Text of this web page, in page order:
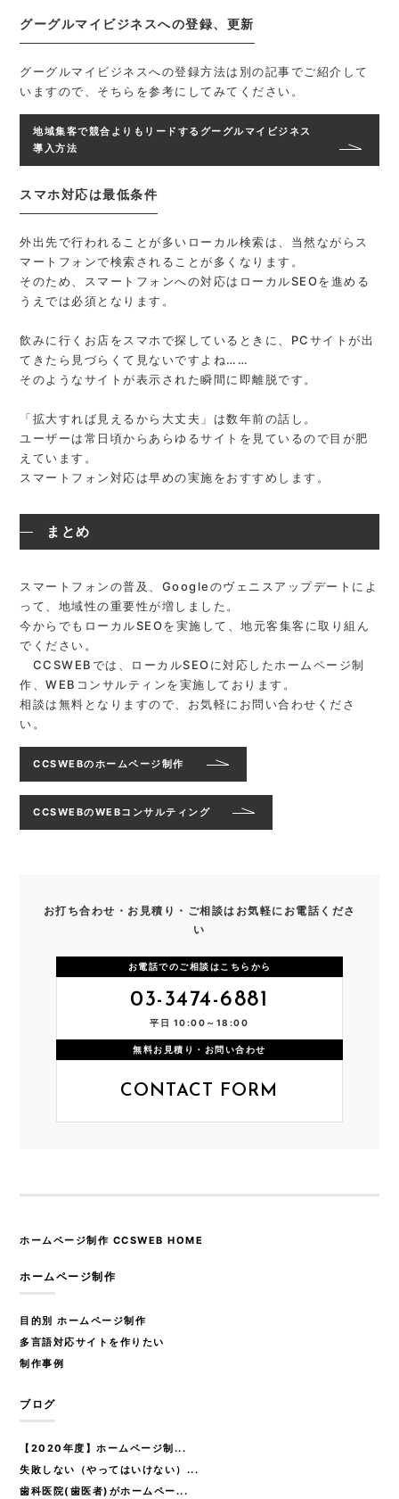
グーグルマイビジネスへの登録、更新
グーグルマイビジネスへの登録方法は別の記事でご紹介して
いますので、そちらを参考にしてみてください。
地域集客で競合よりもリードするグーグルマイビジネス
導入方法
スマホ対応は最低条件
外出先で行われることが多いローカル検索は、当然ながらス
マートフォンで検索されることが多くなります。
そのため、スマートフォンへの対応はローカルSEOを進める
うえでは必須となります。
飲みに行くお店をスマホで探しているときに、PCサイトが出
てきたら見づらくて見ないですよね……
そのようなサイトが表示された瞬間に即離脱です。
「拡大すれば見えるから大丈夫」は数年前の話し。
ユーザーは常日頃からあらゆるサイトを見ているので目が肥
えています。
スマートフォン対応は早めの実施をおすすめします。
まとめ
スマートフォンの普及、Googleのヴェニスアップデートによ
って、地域性の重要性が増しました。
今からでもローカルSEOを実施して、地元客集客に取り組ん
でください。
CCSWEBでは、ローカルSEOに対応したホームページ制
作、WEBコンサルティンを実施しております。
相談は無料となりますので、お気軽にお問い合わせくださ
い。
CCSWEBのホームページ制作
CCSWEBのWEBコンサルティング
お打ち合わせ・お見積り・ご相談はお気軽にお電話くださ
い
お電話でのご相談はこちらから
03-3474-6881
平日 10:00～18:00
無料お見積り・お問い合わせ
CONTACT FORM
ホームページ制作 CCSWEB HOME
ホームページ制作
目的別 ホームページ制作
多言語対応サイトを作りたい
制作事例
ブログ
【2020年度】ホームページ制...
失敗しない（やってはいけない）...
歯科医院(歯医者)がホームペー...